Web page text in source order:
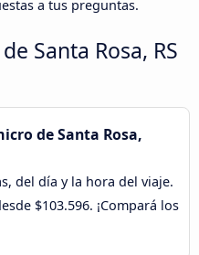
a tus preguntas.
Santa Rosa, RS
de Santa Rosa,
del día y la hora del viaje.
$103.596. ¡Compará los